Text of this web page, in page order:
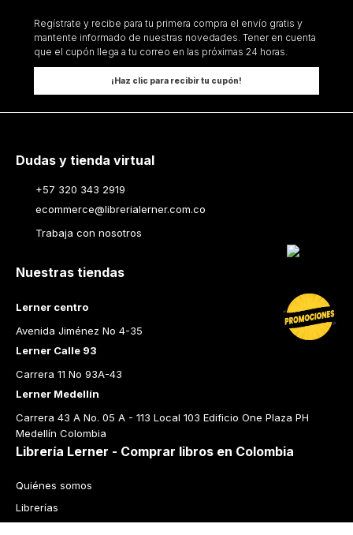
Regístrate y recibe para tu primera compra el envío gratis y
mantente informado de nuestras novedades. Tener en cuenta
que el cupón llega a tu correo en las próximas 24 horas.
¡Haz clic para recibir tu cupón!
Dudas y tienda virtual
+57 320 343 2919
ecommerce@librerialerner.com.co
Trabaja con nosotros
Nuestras tiendas
Lerner centro
Avenida Jiménez No 4-35
Lerner Calle 93
Carrera 11 No 93A-43
Lerner Medellín
Carrera 43 A No. 05 A - 113 Local 103 Edificio One Plaza PH
Medellín Colombia
Librería Lerner - Comprar libros en Colombia
Quiénes somos
Librerías